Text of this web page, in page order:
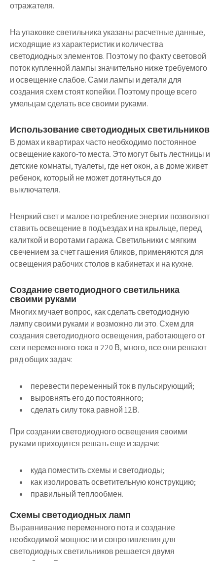
отражателя.
На упаковке светильника указаны расчетные данные,
исходящие из характеристик и количества
светодиодных элементов. Поэтому по фактусветовой
поток купленной лампы значительно ниже требуемого
и освещение слабое. Сами лампы и детали для
создания схем стоят копейки. Поэтому проще всего
умельцам сделать все своими руками.
Использование светодиодных светильников
В домах и квартирах часто необходимо постоянное
освещение какого-то места. Это могут быть лестницы и
детские комнаты, туалеты, где нет окон, а в доме живет
ребенок, который не может дотянуться до
выключателя.
Неяркий свет и малое потребление энергии позволяют
ставить освещение в подъездах и на крыльце, перед
калиткой и воротами гаража.Светильники с мягким
свечением за счет гашения бликов, применяются для
освещения рабочих столов в кабинетах и на кухне.
Создание светодиодного светильника
своими руками
Многих мучает вопрос, как сделать светодиодную
лампу своими руками и возможно ли это. Схем для
создания светодиодного освещения, работающего от
сети переменного тока в 220 В, много, все они решают
ряд общих задач:
перевести переменный ток в пульсирующий;
выровнять его до постоянного;
сделать силу тока равной 12В.
При создании светодиодного освещения своими
руками приходится решать еще и задачи:
куда поместить схемы и светодиоды;
как изолировать осветительную конструкцию;
правильный теплообмен.
Схемы светодиодных ламп
Выравнивание переменного пота и создание
необходимой мощности и сопротивления для
светодиодных светильников решается двумя